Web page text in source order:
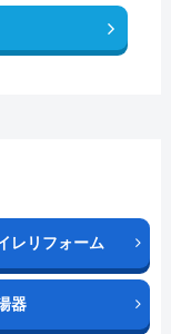
レリフォーム
器